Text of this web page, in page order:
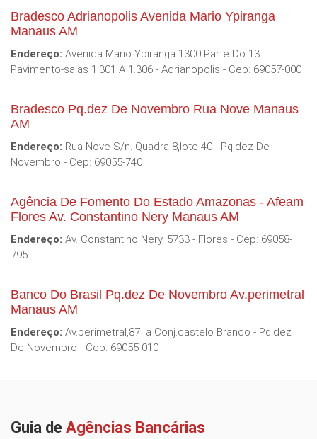
Bradesco Adrianopolis Avenida Mario Ypiranga
Manaus AM
Endereço: Avenida Mario Ypiranga 1300 Parte Do 13
Pavimento-salas 1.301 A 1.306 - Adrianopolis - Cep: 69057-000
Bradesco Pq.dez De Novembro Rua Nove Manaus
AM
Endereço: Rua Nove S/n. Quadra 8,lote 40 - Pq.dez De
Novembro - Cep: 69055-740
Agência De Fomento Do Estado Amazonas - Afeam
Flores Av. Constantino Nery Manaus AM
Endereço: Av. Constantino Nery, 5733 - Flores - Cep: 69058-
795
Banco Do Brasil Pq.dez De Novembro Av.perimetral
Manaus AM
Endereço: Av.perimetral,87=a Conj.castelo Branco - Pq.dez
De Novembro - Cep: 69055-010
Guia de Agências Bancárias